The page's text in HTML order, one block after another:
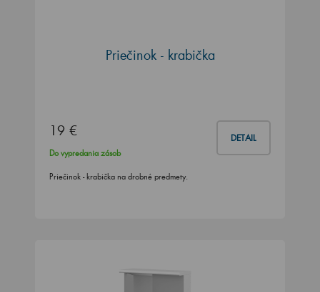
Priečinok - krabička
19 € DETAIL
Do vypredania zásob
Priečinok - krabička na drobné predmety.